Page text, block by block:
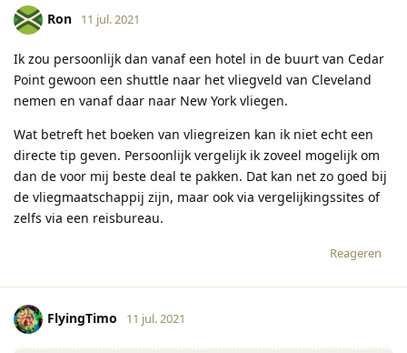
Ron 11 jul. 2021
Ik zou persoonlijk dan vanaf een hotel in de buurt van Cedar
Point gewoon een shuttle naar het vliegveld van Cleveland
nemen en vanaf daar naar New York vliegen.
Wat betreft het boeken van vliegreizen kan ik niet echt een
directe tip geven. Persoonlijk vergelijk ik zoveel mogelijk om
dan de voor mij beste deal te pakken. Dat kan net zo goed bij
de vliegmaatschappij zijn, maar ook via vergelijkingssites of
zelfs via een reisbureau.
Reageren
FlyingTimo 11 jul. 2021